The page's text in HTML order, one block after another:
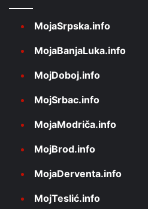
MojaSrpska.info
MojaBanjaLuka.info
MojDoboj.info
MojSrbac.info
MojaModriča.info
MojBrod.info
MojaDerventa.info
MojTeslić.info